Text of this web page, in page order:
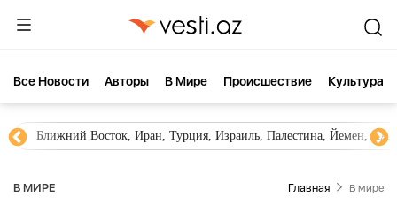
Все Новости Aвторы В Мире Происшествие Культура
Ближний Восток, Иран, Турция, Израиль, Палестина, Йемен,
В МИРЕ Главная В мире